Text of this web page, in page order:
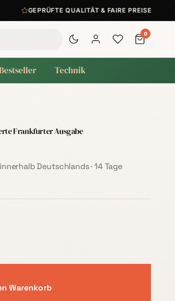
GEPRÜFTE QUALITÄT & FAIRE PREISE
0
Technik
Frankfurter Ausgabe
Deutschlands · 14 Tage
Warenkorb